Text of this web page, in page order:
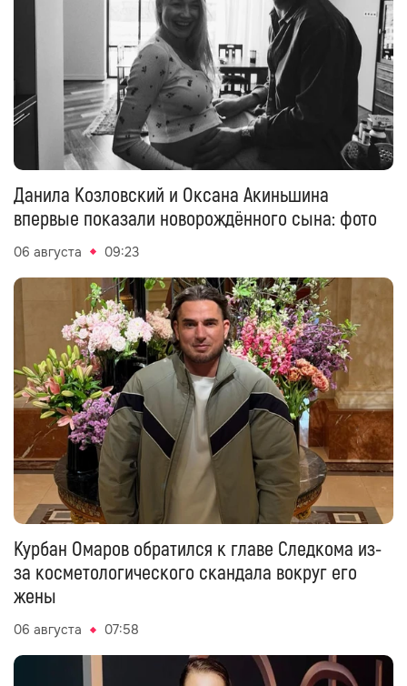
Данила Козловский и Оксана Акиньшина
впервые показали новорождённого сына: фото
06 августа 09:23
Курбан Омаров обратился к главе Следкома из-
за косметологического скандала вокруг его
жены
06 августа 07:58